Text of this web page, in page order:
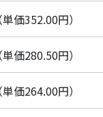
単価352.00円）
単価280.50円）
単価264.00円）